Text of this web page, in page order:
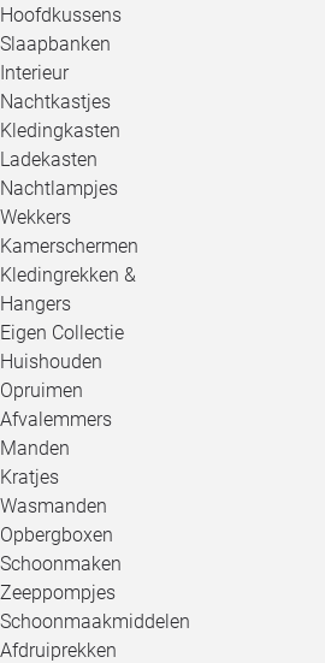
Hoofdkussens
Slaapbanken
Interieur
Nachtkastjes
Kledingkasten
Ladekasten
Nachtlampjes
Wekkers
Kamerschermen
Kledingrekken &
Hangers
Eigen Collectie
Huishouden
Opruimen
Afvalemmers
Manden
Kratjes
Wasmanden
Opbergboxen
Schoonmaken
Zeeppompjes
Schoonmaakmiddelen
Afdruiprekken